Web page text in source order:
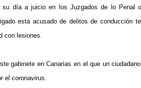
día a juicio en los Juzgados de lo Penal
está acusado de delitos de conducción
con lesiones.
gabinete en Canarias en el que un
el coronavirus.